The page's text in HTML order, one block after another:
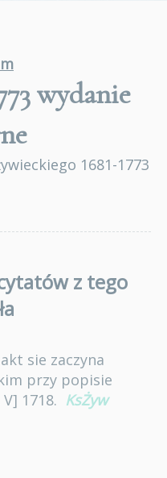
wydanie
1681-1773
z tego
sie zaczyna
przy popisie
1718. KsŻyw